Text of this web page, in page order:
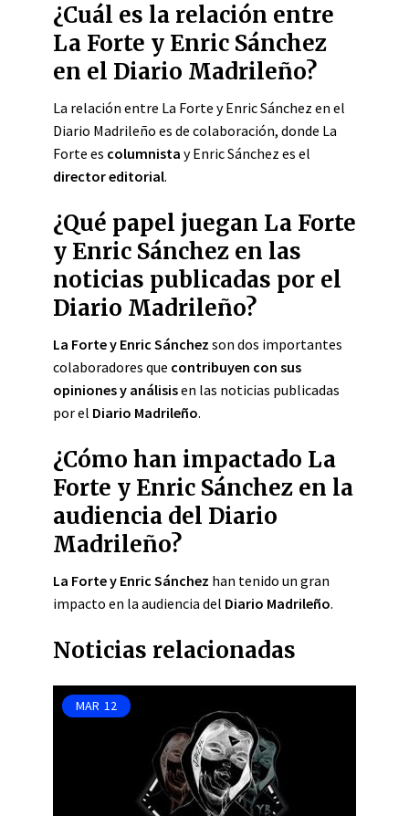
¿Cuál es la relación entre
La Forte y Enric Sánchez
en el Diario Madrileño?
La relación entre La Forte y Enric Sánchez en el
Diario Madrileño es de colaboración, donde La
Forte es columnista y Enric Sánchez es el
director editorial.
¿Qué papel juegan La Forte
y Enric Sánchez en las
noticias publicadas por el
Diario Madrileño?
La Forte y Enric Sánchez son dos importantes
colaboradores que contribuyen con sus
opiniones y análisisen las noticias publicadas
por el Diario Madrileño.
¿Cómo han impactado La
Forte y Enric Sánchez en la
audiencia del Diario
Madrileño?
La Forte y Enric Sánchez han tenido un gran
impacto en la audiencia del Diario Madrileño.
Noticias relacionadas
MAR 12